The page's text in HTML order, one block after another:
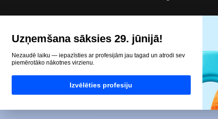
Uzņemšana sāksies 29. jūnijā!
Nezaudē laiku — iepazīsties ar profesijām jau tagad un atrodi sev
piemērotāko nākotnes virzienu.
Izvēlēties profesiju